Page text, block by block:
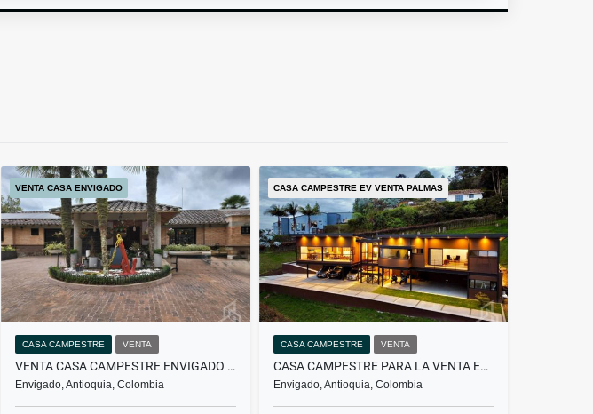
VENTA CASA ENVIGADO
CASA CAMPESTRE VENTA
VENTA CASA CAMPESTRE ENVIGADO LOMA DEL ESCOBERO
Envigado, Antioquia, Colombia
CASA CAMPESTRE EV VENTA PALMAS
CASA CAMPESTRE VENTA
CASA CAMPESTRE PARA LA VENTA EN PALMAS
Envigado, Antioquia, Colombia